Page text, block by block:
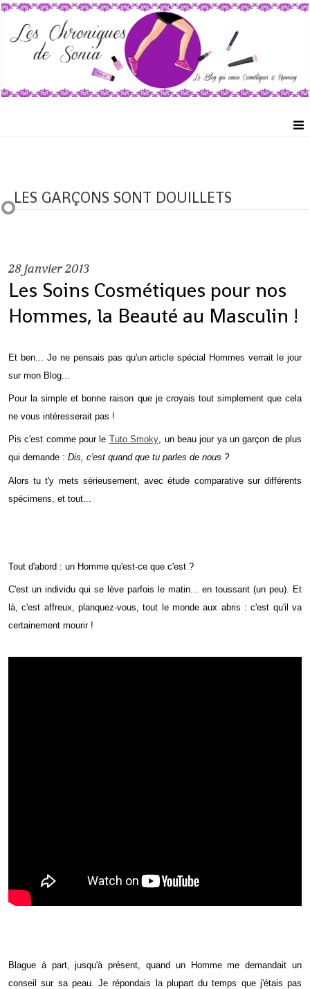
LES GARÇONS SONT DOUILLETS
28 janvier 2013
Les Soins Cosmétiques pour nos
Hommes, la Beauté au Masculin !
Et ben... Je ne pensais pas qu'un article spécial Hommes verrait le jour
sur mon Blog...
Pour la simple et bonne raison que je croyais tout simplement que cela
ne vous intéresserait pas !
Pis c'est comme pour le Tuto Smoky, un beau jour ya un garçon de plus
qui demande : Dis, c'est quand que tu parles de nous ?
Alors tu t'y mets sérieusement, avec étude comparative sur différents
spécimens, et tout...
Tout d'abord : un Homme qu'est-ce que c'est ?
C'est un individu qui se lève parfois le matin... en toussant (un peu). Et
là, c'est affreux, planquez-vous, tout le monde aux abris : c'est qu'il va
certainement mourir !
Blague à part, jusqu'à présent, quand un Homme me demandait un
conseil sur sa peau. Je répondais la plupart du temps que j'étais pas